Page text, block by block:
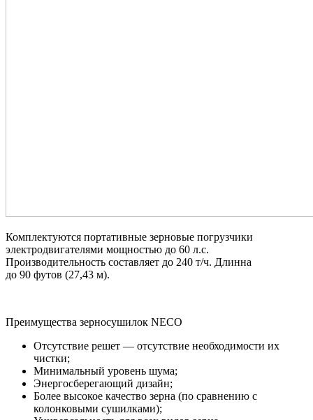
Комплектуются портативные зерновые погрузчики
электродвигателями мощностью до 60 л.с.
Производительность составляет до 240 т/ч. Длинна
до 90 футов (27,43 м).
Преимущества зерносушилок NECO
Отсутствие решет — отсутствие необходимости их
чистки;
Минимальный уровень шума;
Энергосберегающий дизайн;
Более высокое качество зерна (по сравнению с
колонковыми сушилками);